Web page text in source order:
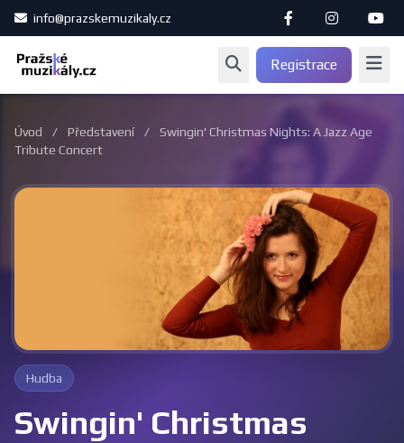
info@prazskemuzikaly.cz
Registrace
Úvod / Představení /
Swingin' Christmas Nights: A Jazz Age
Tribute Concert
Hudba
Swingin' Christmas